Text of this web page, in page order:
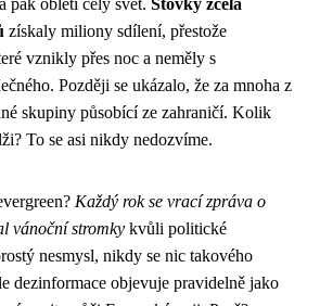
pak obletí celý svět. Stovky zcela
získaly miliony sdílení, přestože
vznikly přes noc a neměly s
Později se ukázalo, že za mnoha z
skupiny působící ze zahraničí. Kolik
To se asi nikdy nedozvíme.
Každý rok se vrací zpráva o
vánoční stromky kvůli politické
nesmysl, nikdy se nic takového
dezinformace objevuje pravidelně jako